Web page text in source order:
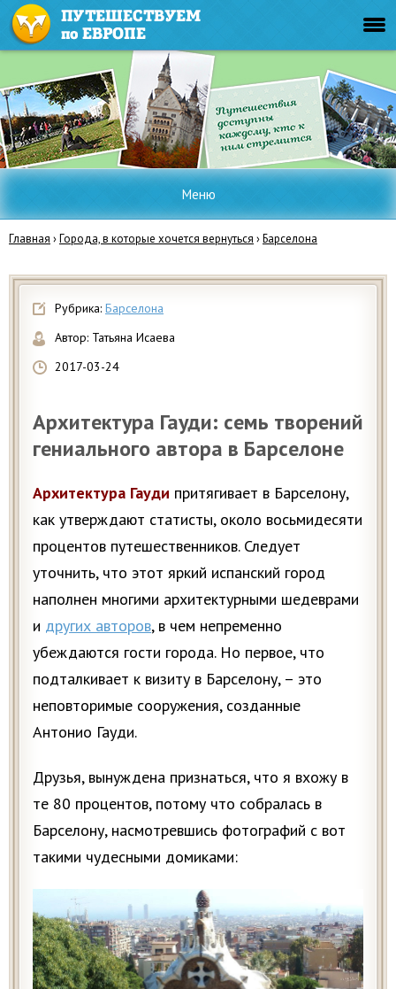
Меню
Главная ›Города, в которые хочется вернуться ›Барселона
Рубрика: Барселона
Автор: Татьяна Исаева
2017-03-24
Архитектура Гауди: семь творений
гениального автора в Барселоне
Архитектура Гауди притягивает в Барселону,
как утверждают статисты, около восьмидесяти
процентов путешественников. Следует
уточнить, что этот яркий испанский город
наполнен многими архитектурными шедеврами
и других авторов, в чем непременно
убеждаются гости города. Но первое, что
подталкивает к визиту в Барселону, – это
неповторимые сооружения, созданные
Антонио Гауди.
Друзья, вынуждена признаться, что я вхожу в
те 80 процентов, потому что собралась в
Барселону, насмотревшись фотографий с вот
такими чудесными домиками: